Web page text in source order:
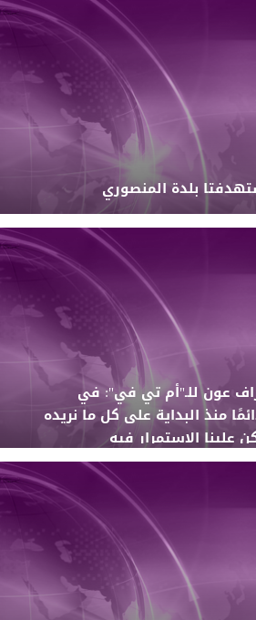
بلدة المنصوري
عون للـ"أم تي في": في
منذ البداية على كل ما نريده
الاستمرار فيه